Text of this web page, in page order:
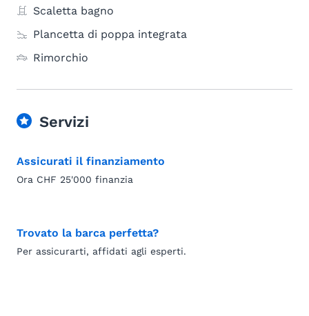
Scaletta bagno
Plancetta di poppa integrata
Rimorchio
Servizi
Assicurati il finanziamento
Ora CHF 25'000 finanzia
Trovato la barca perfetta?
Per assicurarti, affidati agli esperti.